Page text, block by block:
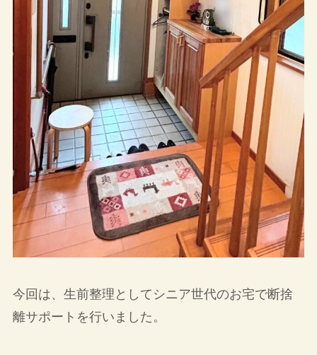
今回は、生前整理としてシニア世代のお宅で断捨
離サポートを行いました。